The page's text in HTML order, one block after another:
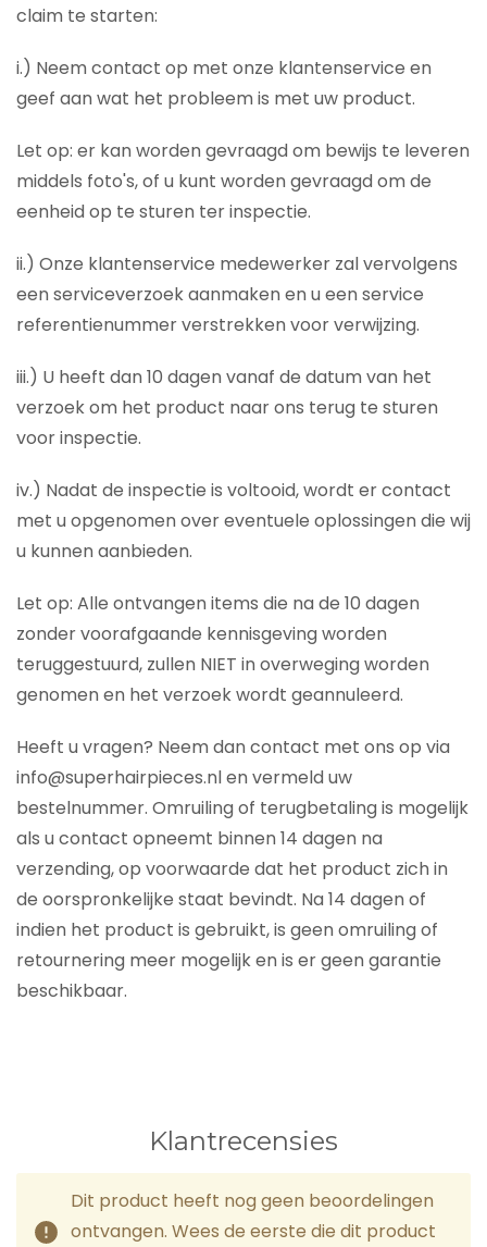
claim te starten:
i.) Neem contact op met onze klantenservice en
geef aan wat het probleem is met uw product.
Let op: er kan worden gevraagd om bewijs te leveren
middels foto's, of u kunt worden gevraagd om de
eenheid op te sturen ter inspectie.
ii.) Onze klantenservice medewerker zal vervolgens
een serviceverzoek aanmaken en u een service
referentienummer verstrekken voor verwijzing.
iii.) U heeft dan 10 dagen vanaf de datum van het
verzoek om het product naar ons terug te sturen
voor inspectie.
iv.) Nadat de inspectie is voltooid, wordt er contact
met u opgenomen over eventuele oplossingen die wij
u kunnen aanbieden.
Let op: Alle ontvangen items die na de 10 dagen
zonder voorafgaande kennisgeving worden
teruggestuurd, zullen NIET in overweging worden
genomen en het verzoek wordt geannuleerd.
Heeft u vragen? Neem dan contact met ons op via
info@superhairpieces.nl en vermeld uw
bestelnummer. Omruiling of terugbetaling is mogelijk
als u contact opneemt binnen 14 dagen na
verzending, op voorwaarde dat het product zich in
de oorspronkelijke staat bevindt. Na 14 dagen of
indien het product is gebruikt, is geen omruiling of
retournering meer mogelijk en is er geen garantie
beschikbaar.
Klantrecensies
Dit product heeft nog geen beoordelingen
ontvangen. Wees de eerste die dit product